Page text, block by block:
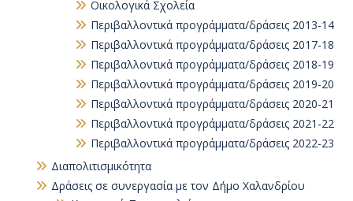
Οικολογικά Σχολεία
Περιβαλλοντικά προγράμματα/δράσεις 2013-14
Περιβαλλοντικά προγράμματα/δράσεις 2017-18
Περιβαλλοντικά προγράμματα/δράσεις 2018-19
Περιβαλλοντικά προγράμματα/δράσεις 2019-20
Περιβαλλοντικά προγράμματα/δράσεις 2020-21
Περιβαλλοντικά προγράμματα/δράσεις 2021-22
Περιβαλλοντικά προγράμματα/δράσεις 2022-23
Διαπολιτισμικότητα
Δράσεις σε συνεργασία με τον Δήμο Χαλανδρίου